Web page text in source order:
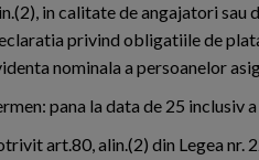
in calitate de angajatori sau
privind obligatiile de
nominala a persoanelor
pana la data de 25 inclusiv
art.80, alin.(2) din Legea